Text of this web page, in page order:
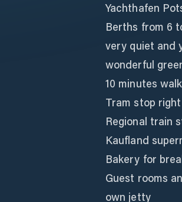
Yachthafen
Berths from 6
very quiet and
wonderful
10 minutes
Tram stop
Regional train
Kaufland
Bakery for
Guest rooms
own jetty